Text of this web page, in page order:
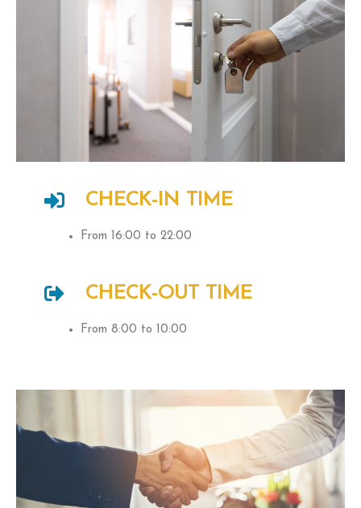
CHECK-IN TIME
From 16:00 to 22:00
CHECK-OUT TIME
From 8:00 to 10:00